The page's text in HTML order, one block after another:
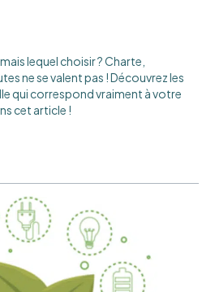
lequel choisir ? Charte,
ne se valent pas ! Découvrez les
qui correspond vraiment à votre
cet article !